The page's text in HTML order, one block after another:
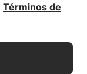
Términos de